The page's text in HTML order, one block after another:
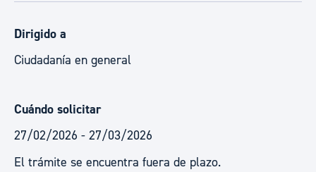
Dirigido a
Ciudadanía en general
Cuándo solicitar
27/02/2026 - 27/03/2026
El trámite se encuentra fuera de plazo.